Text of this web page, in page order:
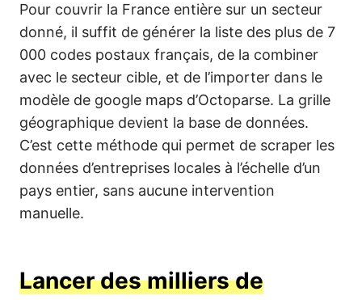
Pour couvrir la France entière sur un secteur
donné, il suffit de générer la liste des plus de 7
000 codes postaux français, de la combiner
avec le secteur cible, et de l’importer dans le
modèle de google maps d’Octoparse. La grille
géographique devient la base de données.
C’est cette méthode qui permet de scraper les
données d’entreprises locales à l’échelle d’un
pays entier, sans aucune intervention
manuelle.
Lancer des milliers de